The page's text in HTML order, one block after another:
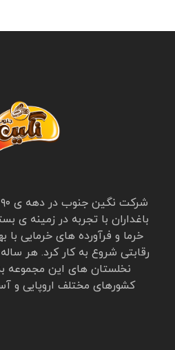
باغداران با تجربه در زمینه ی
خرما و فرآورده های خرمایی
رقابتی شروع به کار کرد. هر
نخلستان های این مجموعه
کشورهای مختلف اروپایی و